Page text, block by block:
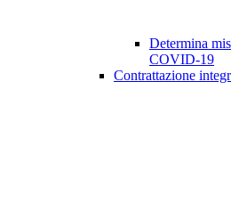
Determina
COVID-19
Contrattazione